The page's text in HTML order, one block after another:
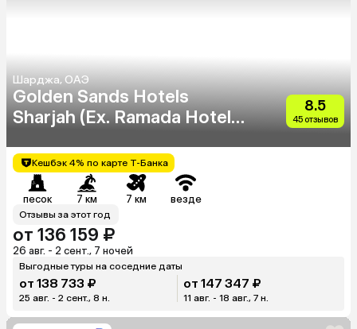
Шарджа, ОАЭ
Golden Sands Hotels
Sharjah (Ex. Ramada Hotel
8.5
45 отзывов
Кешбэк 4% по карте Т-Банка
песок 7 км 7 км везде
Отзывы за этот год
от 136 159 ₽
26 авг. - 2 сент., 7 ночей
Выгодные туры на соседние даты
от 138 733 ₽
25 авг. - 2 сент., 8 н.
от 147 347 ₽
11 авг. - 18 авг., 7 н.